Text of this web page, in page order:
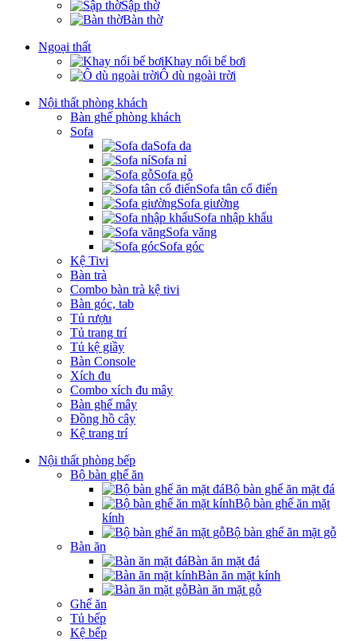
Sập thờ
Bàn thờ
Ngoại thất
Khay nổi bể bơi
Ô dù ngoài trời
Nội thất phòng khách
Bàn ghế phòng khách
Sofa
Sofa da
Sofa nỉ
Sofa gỗ
Sofa tân cổ điển
Sofa giường
Sofa nhập khẩu
Sofa văng
Sofa góc
Kệ Tivi
Bàn trà
Combo bàn trà kệ tivi
Bàn góc, tab
Tủ rượu
Tủ trang trí
Tủ kệ giầy
Bàn Console
Xích đu
Combo xích đu mây
Bàn ghế mây
Đồng hồ cây
Kệ trang trí
Nội thất phòng bếp
Bộ bàn ghế ăn
Bộ bàn ghế ăn mặt đá
Bộ bàn ghế ăn mặt
kính
Bộ bàn ghế ăn mặt gỗ
Bàn ăn
Bàn ăn mặt đá
Bàn ăn mặt kính
Bàn ăn mặt gỗ
Ghế ăn
Tủ bếp
Kệ bếp